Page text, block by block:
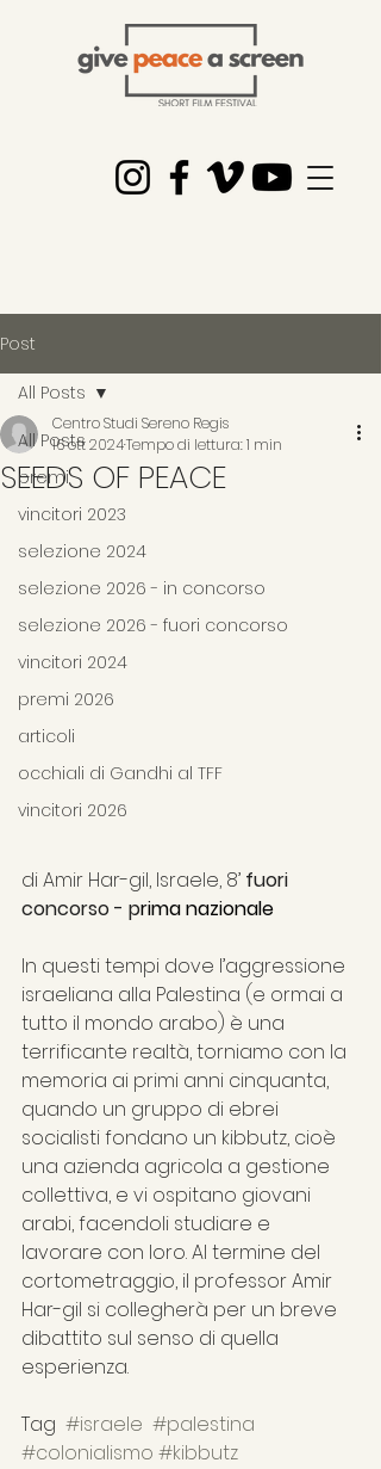
Post
All Posts
premi
vincitori 2023
selezione 2024
selezione 2026 - in concorso
selezione 2026 - fuori concorso
vincitori 2024
premi 2026
articoli
occhiali di Gandhi al TFF
vincitori 2026
All Posts
SEEDS OF PEACE
Centro Studi Sereno Regis
16 ott 2024Tempo di lettura: 1 min
di Amir Har-gil, Israele, 8’ fuori
concorso - prima nazionale
In questi tempi dove l’aggressione
israeliana alla Palestina (e ormai a
tutto il mondo arabo) è una
terrificante realtà, torniamo con la
memoria ai primi anni cinquanta,
quando un gruppo di ebrei
socialisti fondano un kibbutz, cioè
una azienda agricola a gestione
collettiva, e vi ospitano giovani
arabi, facendoli studiare e
lavorare con loro. Al termine del
cortometraggio, il professor Amir
Har-gil si collegherà per un breve
dibattito sul senso di quella
esperienza.
Tag #israele #palestina
#colonialismo #kibbutz